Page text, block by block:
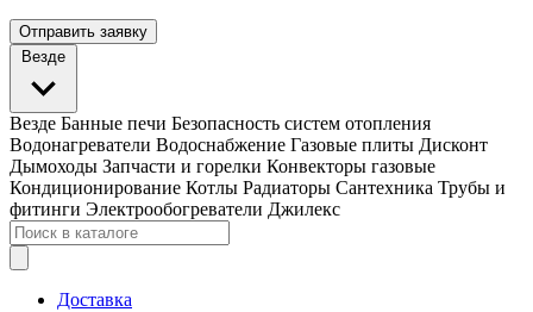
Отправить заявку
Везде
Везде Банные печи Безопасность систем отопления
Водонагреватели Водоснабжение Газовые плиты Дисконт
Дымоходы Запчасти и горелки Конвекторы газовые
Кондиционирование Котлы Радиаторы Сантехника Трубы и
фитинги Электрообогреватели Джилекс
Доставка